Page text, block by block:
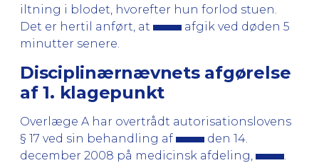
iltning i blodet, hvorefter hun forlod stuen.
Det er hertil anført, at
afgik ved døden 5
minutter senere.
Disciplinærnævnets afgørelse
af 1. klagepunkt
Overlæge A har overtrådt autorisationslovens
§ 17 ved sin behandling af
den 14.
december 2008 på medicinsk afdeling,